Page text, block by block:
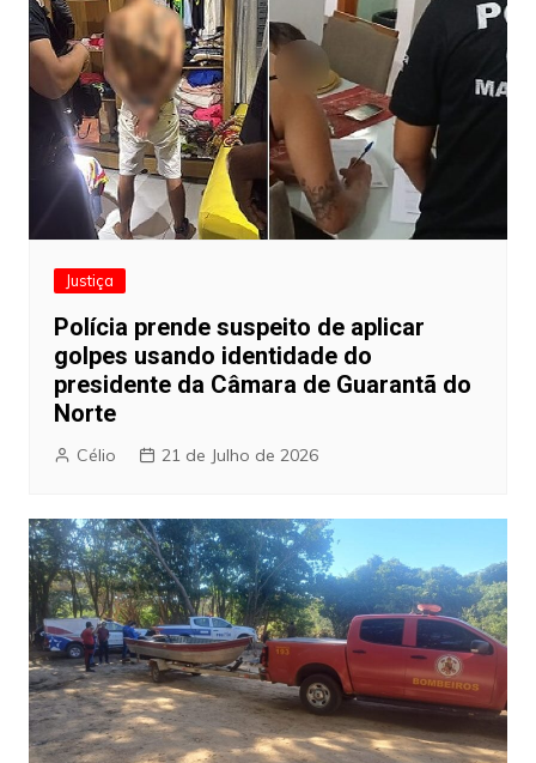
Justiça
Polícia prende suspeito de aplicar
golpes usando identidade do
presidente da Câmara de Guarantã do
Norte
Célio 21 de Julho de 2026